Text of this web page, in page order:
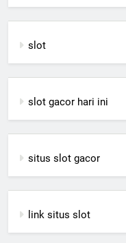
slot
slot gacor hari ini
situs slot gacor
link situs slot